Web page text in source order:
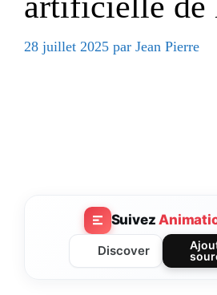
28 juillet 2025 par Jean Pierre
Suivez
Discover